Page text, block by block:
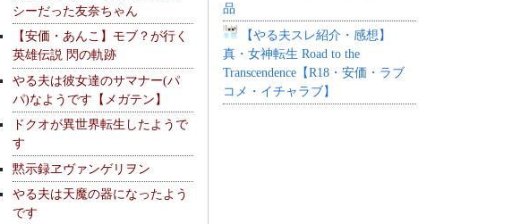
シーだった友奈ちゃん
【安価・あんこ】モブ？が行く
英雄伝説 閃の軌跡
やる夫は彼女達のサマナー(パ
パ)なようです【メガテン】
ドクオが異世界転生したようで
す
黙示録ヱヴァンゲリヲン
やる夫は天魔の器になったよう
です
品
【やる夫スレ紹介・感想】
真・女神転生 Road to the
Transcendence【R18・安価・ラブ
コメ・イチャラブ】